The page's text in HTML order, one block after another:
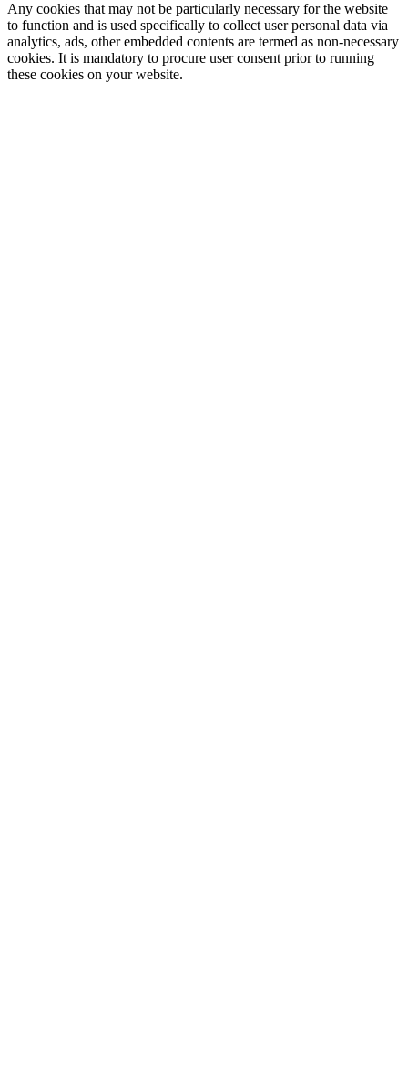
Any cookies that may not be particularly necessary for the website
to function and is used specifically to collect user personal data via
analytics, ads, other embedded contents are termed as non-necessary
cookies. It is mandatory to procure user consent prior to running
these cookies on your website.